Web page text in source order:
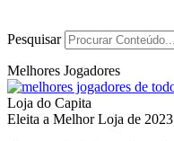
Pesquisar
Melhores Jogadores
Loja do Capita
Eleita a Melhor Loja de 2023